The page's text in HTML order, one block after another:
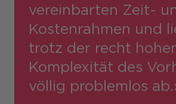
vereinbarten Zeit-
Kosten­rahmen und
trotz der recht
Komplexität des
völlig problemlos